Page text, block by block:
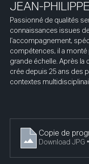
JEAN-
Passionné de qualités
connaissances issues
l’accompagnement,
compétences, il a
grande échelle. Après la
crée depuis 25 ans des
contextes
Copie de
Download JPG